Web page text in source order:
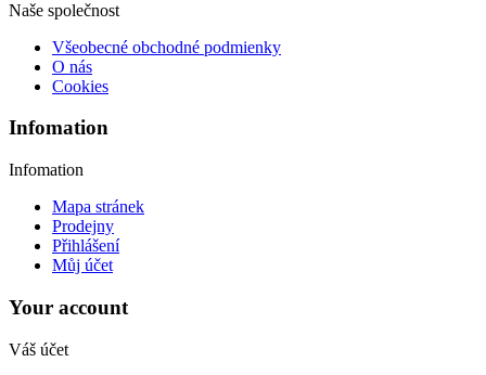
Naše společnost
Všeobecné obchodné podmienky
O nás
Cookies
Infomation
Infomation
Mapa stránek
Prodejny
Přihlášení
Můj účet
Your account
Váš účet